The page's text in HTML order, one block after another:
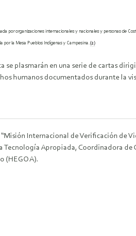
por organizaciones internacionales y nacionales y personas de
por la Mesa Pueblos Indígenas y Campesina.(2)
se plasmarán en una serie de cartas
humanos documentados durante la
Internacional de Verificación de
Tecnología Apropiada, Coordinadora
(HEGOA).